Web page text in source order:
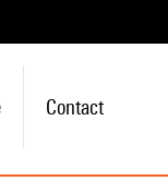
Contact